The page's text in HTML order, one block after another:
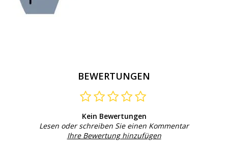
BEWERTUNGEN
Kein Bewertungen
Lesen oder schreiben Sie einen Kommentar
Ihre Bewertung hinzufügen